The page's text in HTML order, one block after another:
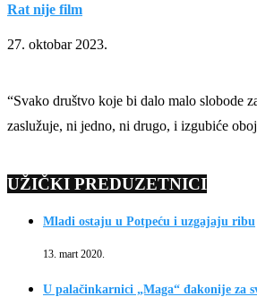
Rat nije film
27. oktobar 2023.
“Svako društvo koje bi dalo malo slobode
zaslužuje, ni jedno, ni drugo, i izgubiće
UŽIČKI PREDUZETNICI
Mladi ostaju u Potpeću i uzgajaju ribu
13. mart 2020.
U palačinkarnici „Maga“ đakonije za